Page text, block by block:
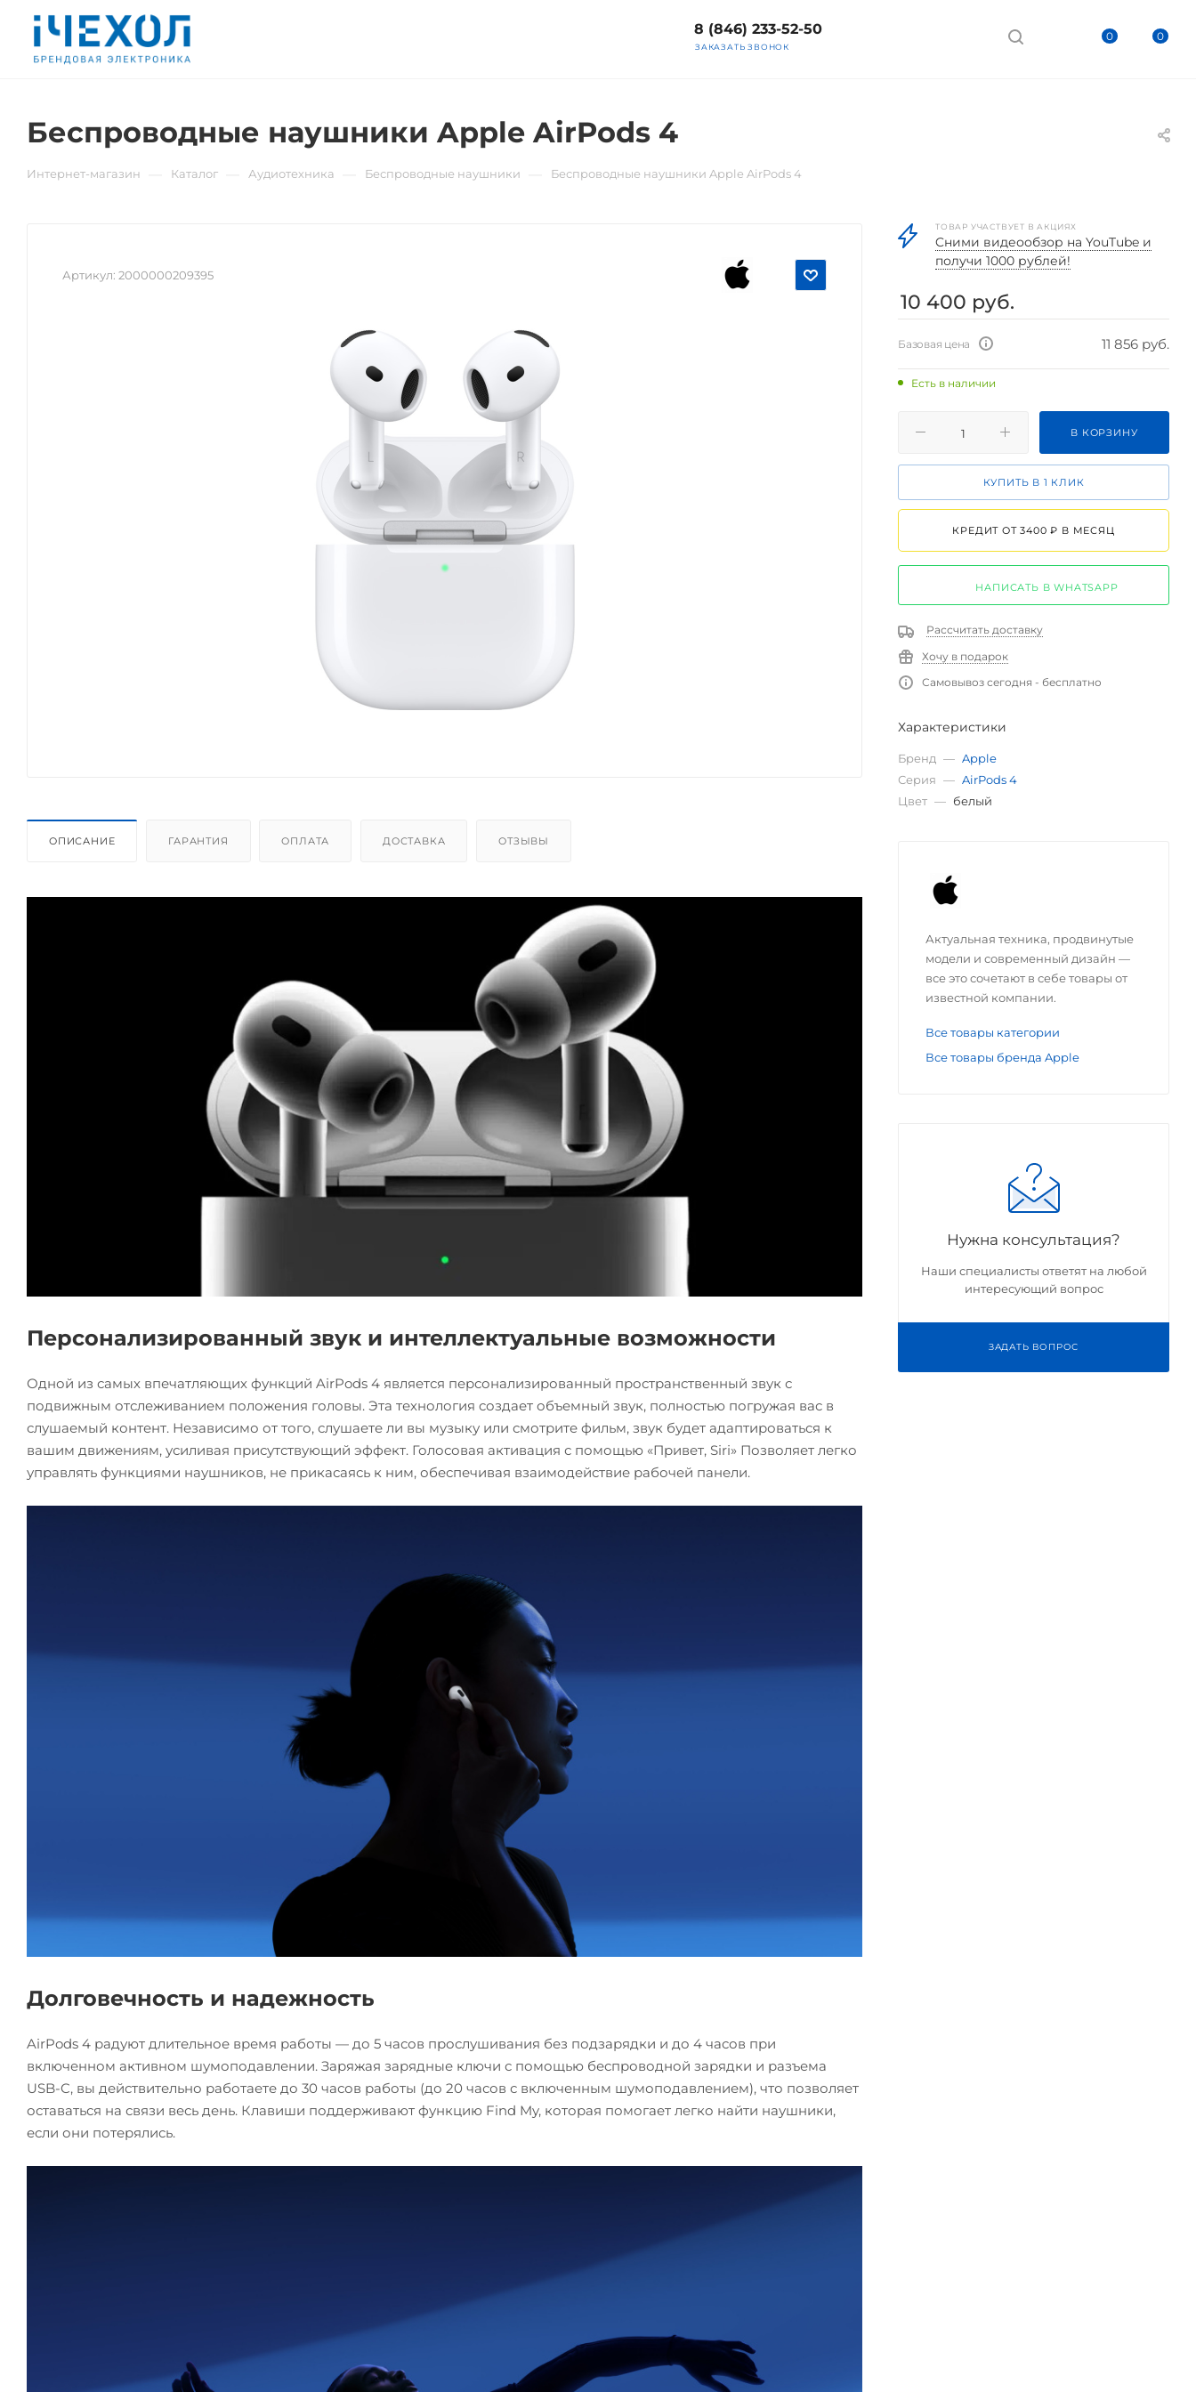
0 0
8 (846) 233-52-50
ЗАКАЗАТЬ ЗВОНОК
Беспроводные наушники Apple AirPods 4
Интернет-магазин Каталог Аудиотехника Беспроводные наушники Беспроводные наушники Apple AirPods 4
Артикул: 2000000209395
ОПИСАНИЕ ГАРАНТИЯ ОПЛАТА ДОСТАВКА ОТЗЫВЫ
Персонализированный звук и интеллектуальные возможности
Одной из самых впечатляющих функций AirPods 4 является персонализированный пространственный звук с
подвижным отслеживанием положения головы. Эта технология создает объемный звук, полностью погружая вас в
слушаемый контент. Независимо от того, слушаете ли вы музыку или смотрите фильм, звук будет адаптироваться к
вашим движениям, усиливая присутствующий эффект. Голосовая активация с помощью «Привет, Siri» Позволяет легко
управлять функциями наушников, не прикасаясь к ним, обеспечивая взаимодействие рабочей панели.
Долговечность и надежность
AirPods 4 радуют длительное время работы — до 5 часов прослушивания без подзарядки и до 4 часов при
включенном активном шумоподавлении. Заряжая зарядные ключи с помощью беспроводной зарядки и разъема
USB-C, вы действительно работаете до 30 часов работы (до 20 часов с включенным шумоподавлением), что позволяет
оставаться на связи весь день. Клавиши поддерживают функцию Find My, которая помогает легко найти наушники,
если они потерялись.
ТОВАР УЧАСТВУЕТ В АКЦИЯХ
Cними видеообзор на YouTube и
получи 1000 рублей!
10 400 руб.
Базовая цена 11 856 руб.
Есть в наличии
В КОРЗИНУ
КУПИТЬ В 1 КЛИК
КРЕДИТ ОТ 3400 ₽ В МЕСЯЦ
НАПИСАТЬ В WHATSAPP
Рассчитать доставку
Хочу в подарок
Самовывоз сегодня - бесплатно
Характеристики
Бренд — Apple
Серия — AirPods 4
Цвет — белый
Актуальная техника, продвинутые
модели и современный дизайн —
все это сочетают в себе товары от
известной компании.
Все товары категории
Все товары бренда Apple
Нужна консультация?
Наши специалисты ответят на любой
интересующий вопрос
ЗАДАТЬ ВОПРОС